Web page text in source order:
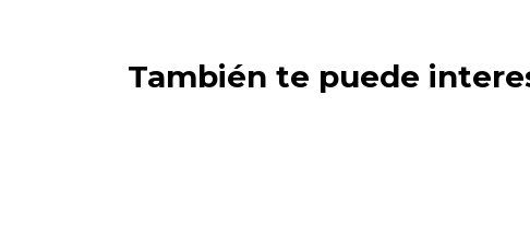
También te puede